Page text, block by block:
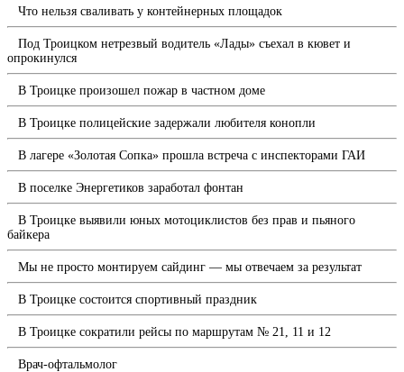
Что нельзя сваливать у контейнерных площадок
Под Троицком нетрезвый водитель «Лады» съехал в кювет и
опрокинулся
В Троицке произошел пожар в частном доме
В Троицке полицейские задержали любителя конопли
В лагере «Золотая Сопка» прошла встреча с инспекторами ГАИ
В поселке Энергетиков заработал фонтан
В Троицке выявили юных мотоциклистов без прав и пьяного
байкера
Мы не просто монтируем сайдинг — мы отвечаем за результат
В Троицке состоится спортивный праздник
В Троицке сократили рейсы по маршрутам № 21, 11 и 12
Врач-офтальмолог